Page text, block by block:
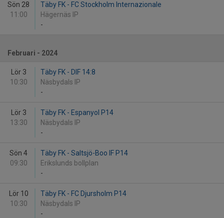
Sön 28
11:00
Täby FK - FC Stockholm Internazionale
Hägernäs IP
-
Februari - 2024
Lör 3
10:30
Täby FK - DIF 14:8
Näsbydals IP
-
Lör 3
13:30
Täby FK - Espanyol P14
Näsbydals IP
-
Sön 4
09:30
Täby FK - Saltsjö-Boo IF P14
Erikslunds bollplan
-
Lör 10
10:30
Täby FK - FC Djursholm P14
Näsbydals IP
-